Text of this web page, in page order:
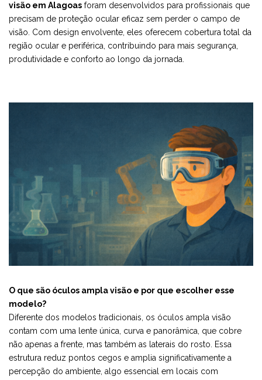
visão em Alagoas foram desenvolvidos para profissionais que
precisam de proteção ocular eficaz sem perder o campo de
visão. Com design envolvente, eles oferecem cobertura total da
região ocular e periférica, contribuindo para mais segurança,
produtividade e conforto ao longo da jornada.
O que são óculos ampla visão e por que escolher esse
modelo?
Diferente dos modelos tradicionais, os óculos ampla visão
contam com uma lente única, curva e panorâmica, que cobre
não apenas a frente, mas também as laterais do rosto. Essa
estrutura reduz pontos cegos e amplia significativamente a
percepção do ambiente, algo essencial em locais com